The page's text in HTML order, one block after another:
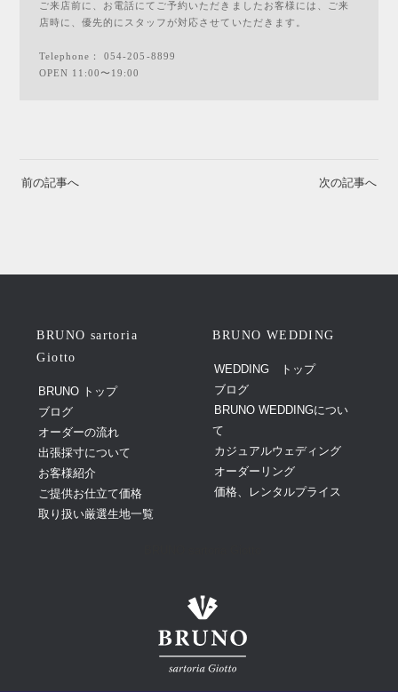
ご来店前に、お電話にてご予約いただきましたお客様には、ご来
店時に、優先的にスタッフが対応させていただきます。
Telephone：054-205-8899
OPEN 11:00〜19:00
前の記事へ 次の記事へ
BRUNO sartoria
Giotto
BRUNO トップ
ブログ
オーダーの流れ
出張採寸について
お客様紹介
ご提供お仕立て価格
取り扱い厳選生地一覧
BRUNO WEDDING
WEDDING トップ
ブログ
BRUNO WEDDINGについ
て
カジュアルウェディング
オーダーリング
価格、レンタルプライス